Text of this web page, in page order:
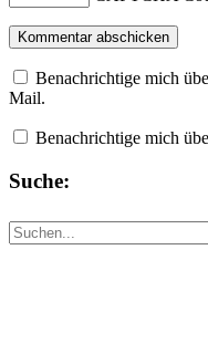
Benachrichtige mich
Mail.
Benachrichtige mich
Suche: